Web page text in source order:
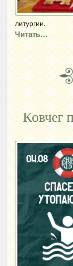
литургии.
Читать…
Ковчег